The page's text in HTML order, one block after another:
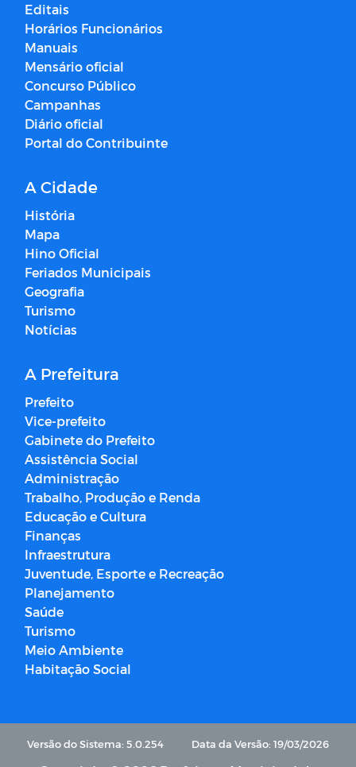
Editais
Horários Funcionários
Manuais
Mensário oficial
Concurso Público
Campanhas
Diário oficial
Portal do Contribuinte
A Cidade
História
Mapa
Hino Oficial
Feriados Municipais
Geografia
Turismo
Notícias
A Prefeitura
Prefeito
Vice-prefeito
Gabinete do Prefeito
Assistência Social
Administração
Trabalho, Produção e Renda
Educação e Cultura
Finanças
Infraestrutura
Juventude, Esporte e Recreação
Planejamento
Saúde
Turismo
Meio Ambiente
Habitação Social
Versão do Sistema: 5.0.254 Data da Versão: 19/03/2026